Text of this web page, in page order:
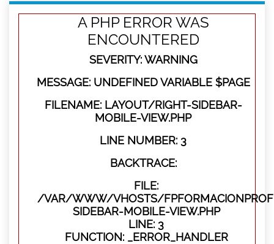
A PHP ERROR WAS
ENCOUNTERED
SEVERITY: WARNING
MESSAGE: UNDEFINED VARIABLE $PAGE
FILENAME: LAYOUT/RIGHT-SIDEBAR-
MOBILE-VIEW.PHP
LINE NUMBER: 3
BACKTRACE:
FILE:
/VAR/WWW/VHOSTS/
SIDEBAR-MOBILE-VIEW.PHP
LINE: 3
FUNCTION: _ERROR_HANDLER